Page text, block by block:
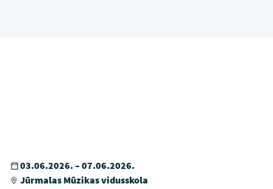
03.06.2026. – 07.06.2026.
Jūrmalas Mūzikas vidusskola